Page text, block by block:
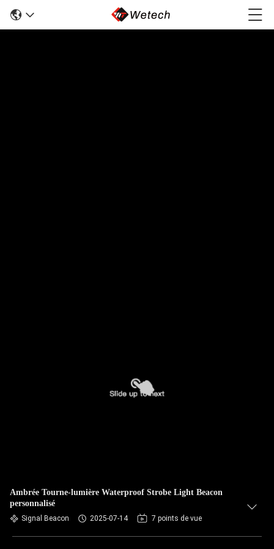
Ambrée Tourne-lumière Waterproof Strobe Light Beacon
personnalisé
Signal Beacon 2025-07-14 7 points de vue